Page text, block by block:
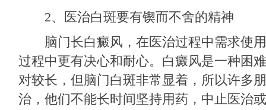
2、医治白斑要有锲而不舍的精神
脑门长白癜风，在医治过程中需求使用
过程中更有决心和耐心。白癜风是一种困
对较长，但脑门白斑非常显着，所以许多
治，他们不能长时间坚持用药，中止医治